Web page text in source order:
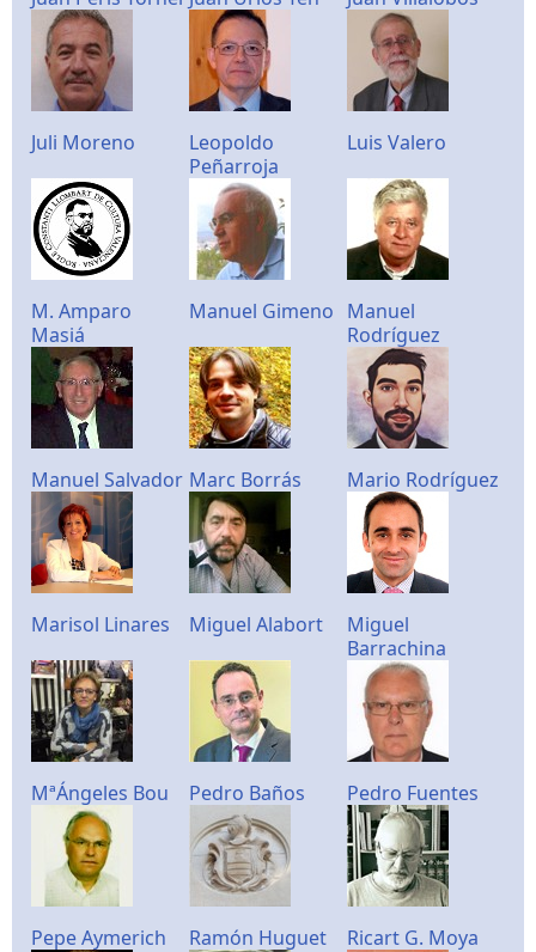
Juli Moreno
Leopoldo
Peñarroja
Luis Valero
M. Amparo
Masiá
Manuel Gimeno Manuel
Rodríguez
Manuel Salvador Marc Borrás Mario Rodríguez
Marisol Linares Miguel Alabort
Miguel
Barrachina
MªÁngeles Bou Pedro Baños Pedro Fuentes
Pepe Aymerich Ramón Huguet Ricart G. Moya